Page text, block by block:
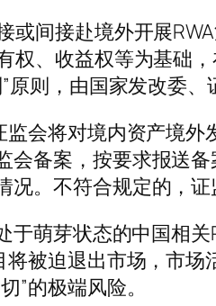
间接赴境外开展
权、收益权等为基础
则，由国家发改委
将对境内资产境外
备案，按要求报送
况。不符合规定的，
萌芽状态的中国相
被迫退出市场，市
”的极端风险。